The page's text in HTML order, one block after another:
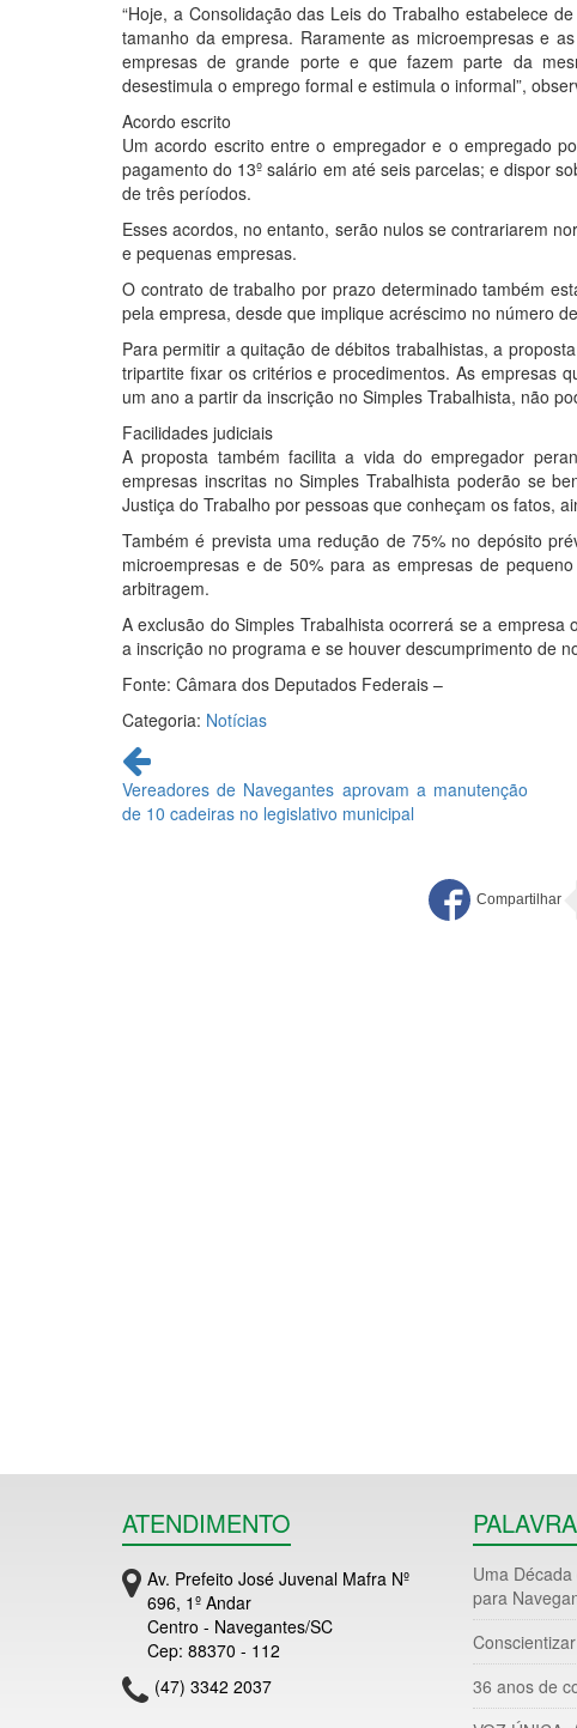
“Hoje, a Consolidação das Leis do Trabalho estabelece
tamanho da empresa. Raramente as microempresas e
empresas de grande porte e que fazem parte da
desestimula o emprego formal e estimula o informal”,
Acordo escrito
Um acordo escrito entre o empregador e o empregado
pagamento do 13º salário em até seis parcelas; e dispor
de três períodos.
Esses acordos, no entanto, serão nulos se contrariarem
e pequenas empresas.
O contrato de trabalho por prazo determinado também
pela empresa, desde que implique acréscimo no número
Para permitir a quitação de débitos trabalhistas, a
tripartite fixar os critérios e procedimentos. As empresas
um ano a partir da inscrição no Simples Trabalhista, não
Facilidades judiciais
A proposta também facilita a vida do empregador
empresas inscritas no Simples Trabalhista poderão se
Justiça do Trabalho por pessoas que conheçam os fatos,
Também é prevista uma redução de 75% no depósito
microempresas e de 50% para as empresas de
arbitragem.
A exclusão do Simples Trabalhista ocorrerá se a
a inscrição no programa e se houver descumprimento de
Fonte: Câmara dos Deputados Federais –
Categoria: Notícias
Continue
lendo
Vereadores de Navegantes aprovam a manutenção
de 10 cadeiras no legislativo municipal
ATENDIMENTO
Av. Prefeito José Juvenal Mafra Nº
696, 1º Andar
Centro - Navegantes/SC
Cep: 88370 - 112
(47) 3342 2037
Uma
para
36 anos de